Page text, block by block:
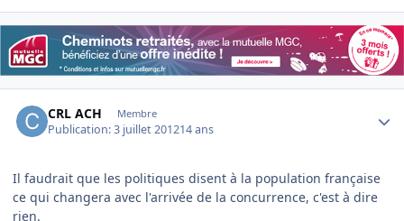
CRL ACH Membre
Publication:3 juillet 201214 ans
Il faudrait que les politiques disent à la population française
ce qui changera avec l'arrivée de la concurrence, c'est à dire
rien.